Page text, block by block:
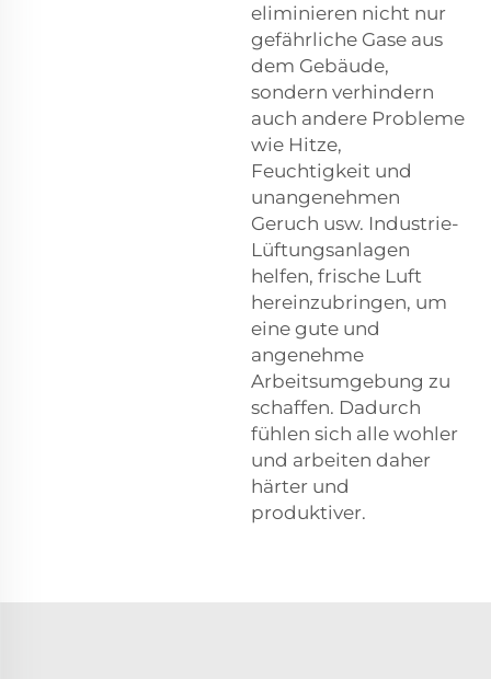
eliminieren nicht nur
gefährliche Gase aus
dem Gebäude,
sondern verhindern
auch andere Probleme
wie Hitze,
Feuchtigkeit und
unangenehmen
Geruch usw. Industrie-
Lüftungsanlagen
helfen, frische Luft
hereinzubringen, um
eine gute und
angenehme
Arbeitsumgebung zu
schaffen. Dadurch
fühlen sich alle wohler
und arbeiten daher
härter und
produktiver.